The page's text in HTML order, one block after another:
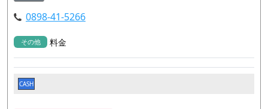
0898-41-5266
その他 料金
CASH